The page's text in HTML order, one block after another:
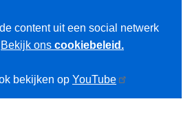
content uit een social netwerk
Bekijk ons cookiebeleid.
bekijken op YouTube